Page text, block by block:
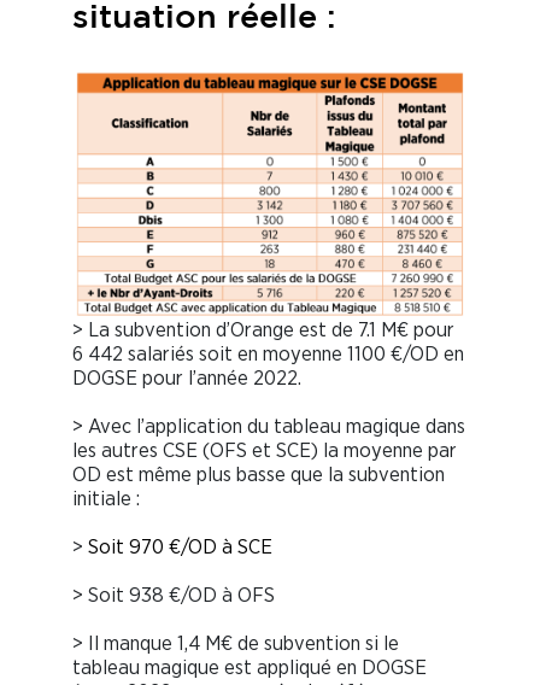
situation réelle :
> La subvention d’Orange est de 7.1 M€ pour
6 442 salariés soit en moyenne 1100 €/OD en
DOGSE pour l’année 2022.
> Avec l’application du tableau magique dans
les autres CSE (OFS et SCE) la moyenne par
OD est même plus basse que la subvention
initiale :
> Soit 970 €/OD à SCE
> Soit 938 €/OD à OFS
> Il manque 1,4 M€ de subvention si le
tableau magique est appliqué en DOGSE